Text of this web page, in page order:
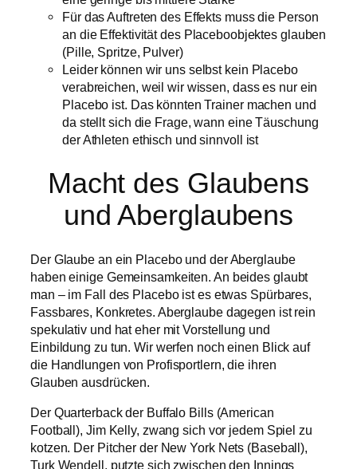
Für das Auftreten des Effekts muss die Person
an die Effektivität des Placeboobjektes glauben
(Pille, Spritze, Pulver)
Leider können wir uns selbst kein Placebo
verabreichen, weil wir wissen, dass es nur ein
Placebo ist. Das könnten Trainer machen und
da stellt sich die Frage, wann eine Täuschung
der Athleten ethisch und sinnvoll ist
Macht des Glaubens
und Aberglaubens
Der Glaube an ein Placebo und der Aberglaube
haben einige Gemeinsamkeiten. An beides glaubt
man – im Fall des Placebo ist es etwas Spürbares,
Fassbares, Konkretes. Aberglaube dagegen ist rein
spekulativ und hat eher mit Vorstellung und
Einbildung zu tun. Wir werfen noch einen Blick auf
die Handlungen von Profisportlern, die ihren
Glauben ausdrücken.
Der Quarterback der Buffalo Bills (American
Football), Jim Kelly, zwang sich vor jedem Spiel zu
kotzen. Der Pitcher der New York Nets (Baseball),
Turk Wendell, putzte sich zwischen den Innings